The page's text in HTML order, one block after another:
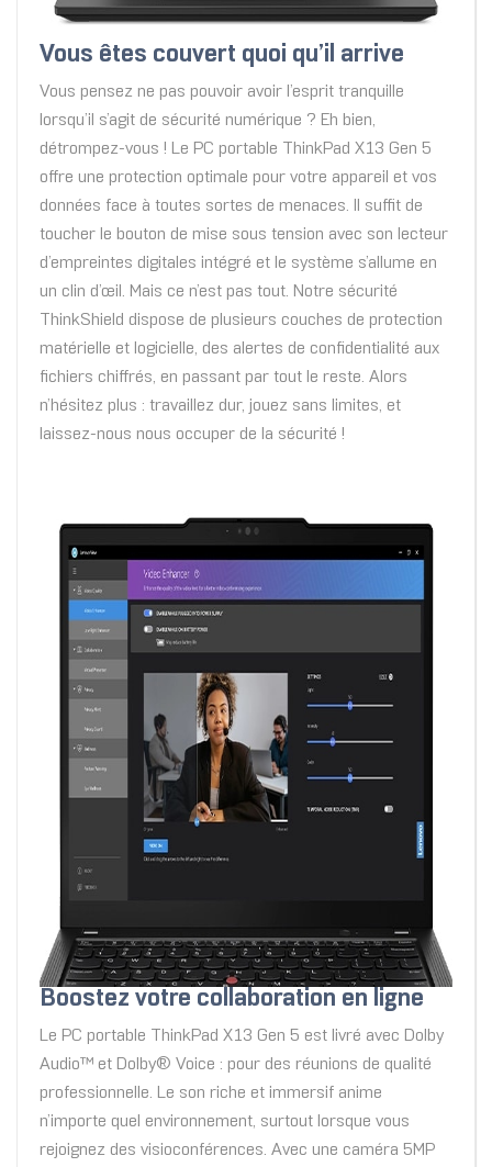
Vous êtes couvert quoi qu’il arrive
Vous pensez ne pas pouvoir avoir l’esprit tranquille
lorsqu’il s’agit de sécurité numérique ? Eh bien,
détrompez-vous ! Le PC portable ThinkPad X13 Gen 5
offre une protection optimale pour votre appareil et vos
données face à toutes sortes de menaces. Il suffit de
toucher le bouton de mise sous tension avec son lecteur
d’empreintes digitales intégré et le système s’allume en
un clin d’œil. Mais ce n’est pas tout. Notre sécurité
ThinkShield dispose de plusieurs couches de protection
matérielle et logicielle, des alertes de confidentialité aux
fichiers chiffrés, en passant par tout le reste. Alors
n’hésitez plus : travaillez dur, jouez sans limites, et
laissez-nous nous occuper de la sécurité !
Boostez votre collaboration en ligne
Le PC portable ThinkPad X13 Gen 5 est livré avec Dolby
Audio™ et Dolby® Voice : pour des réunions de qualité
professionnelle. Le son riche et immersif anime
n’importe quel environnement, surtout lorsque vous
rejoignez des visioconférences. Avec une caméra 5MP